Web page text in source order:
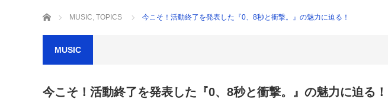
ホーム MUSIC, TOPICS 今こそ！活動終了を発表した『0、8秒と衝撃。』の魅力に迫る！
MUSIC
今こそ！活動終了を発表した『0、8秒と衝撃。』の魅力に迫る！